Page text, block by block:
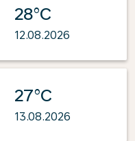
28°C
12.08.2026
27°C
13.08.2026